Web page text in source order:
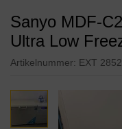
Sanyo MDF-
Ultra Low
Artikelnummer: EXT